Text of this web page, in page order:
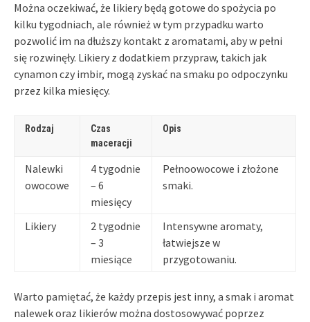
Można oczekiwać, że likiery będą gotowe do spożycia po
kilku tygodniach, ale również w tym przypadku warto
pozwolić im na dłuższy kontakt z aromatami, aby w pełni
się rozwinęły. Likiery z dodatkiem przypraw, takich jak
cynamon czy imbir, mogą zyskać na smaku po odpoczynku
przez kilka miesięcy.
Rodzaj
Czas
maceracji
Opis
Nalewki
owocowe
4 tygodnie
– 6
miesięcy
Pełnoowocowe i złożone
smaki.
Likiery
2 tygodnie
– 3
miesiące
Intensywne aromaty,
łatwiejsze w
przygotowaniu.
Warto pamiętać, że każdy przepis jest inny, a smak i aromat
nalewek oraz likierów można dostosowywać poprzez